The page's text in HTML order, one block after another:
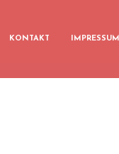
KONTAKT IMPRESSUM